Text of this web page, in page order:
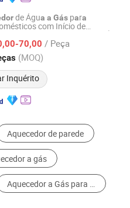
de Água a Gás para
com Início de
70,00 / Peça
(MOQ)
Inquérito
COMPANY
Desde 2022
Fogão a Gás